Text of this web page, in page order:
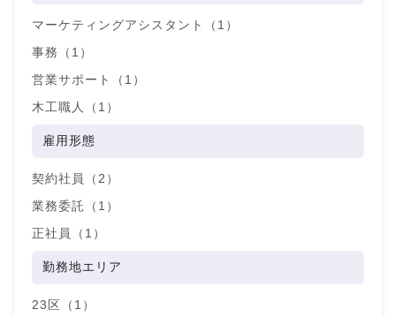
マーケティングアシスタント（1）
事務（1）
営業サポート（1）
木工職人（1）
雇用形態
契約社員（2）
業務委託（1）
正社員（1）
勤務地エリア
23区（1）